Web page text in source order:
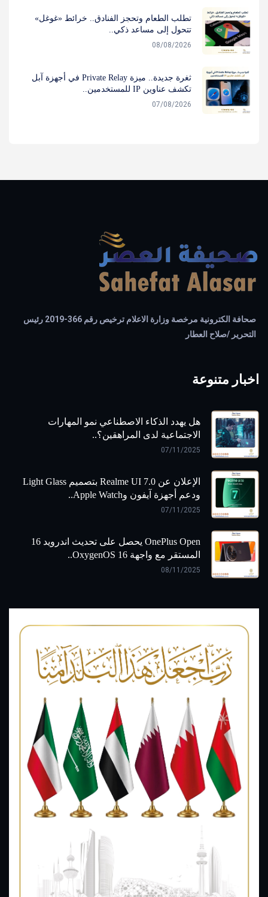
تطلب الطعام وتحجز الفنادق.. خرائط «غوغل»
تتحول إلى مساعد ذكي..
08/08/2026
ثغرة جديدة.. ميزة Private Relay في أجهزة آبل
تكشف عناوين IP للمستخدمين..
07/08/2026
صحافة الكترونية مرخصة وزارة الاعلام ترخيص رقم 366-2019 رئيس
التحرير /صلاح العطار
اخبار متنوعة
هل يهدد الذكاء الاصطناعي نمو المهارات
الاجتماعية لدى المراهقين؟..
07/11/2025
الإعلان عن Realme UI 7.0 بتصميم Light Glass
ودعم أجهزة آيفون وApple Watch..
07/11/2025
OnePlus Open يحصل على تحديث اندرويد 16
المستقر مع واجهة OxygenOS 16..
08/11/2025